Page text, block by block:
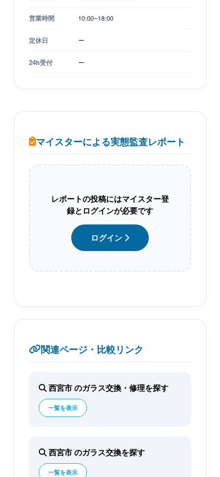
営業時間 10:00~18:00
定休日 ー
24h受付 ー
マイスターによる実態監査レポート
レポートの投稿にはマイスター登
録とログインが必要です
ログイン
関連ページ・比較リンク
西宮市 のガラス交換・修理を探す
一覧を表示
西宮市 のガラス交換を探す
一覧を表示